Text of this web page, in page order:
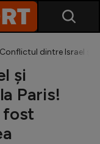
Conflictul dintre Israel și
și
Paris!
fost